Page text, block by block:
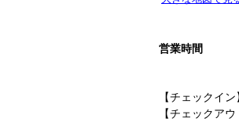
営業時間
【チェックイ
【チェックア